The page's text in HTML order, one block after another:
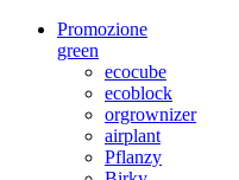
Promozione
green
ecocube
ecoblock
orgrownizer
airplant
Pflanzy